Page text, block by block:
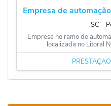
Empresa de
SC ‐
Empresa no ramo de
localizada no Litoral